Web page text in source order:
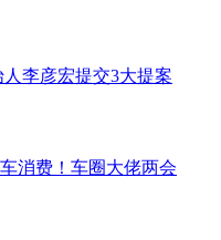
李彦宏提交3大提案
消费！车圈大佬两会